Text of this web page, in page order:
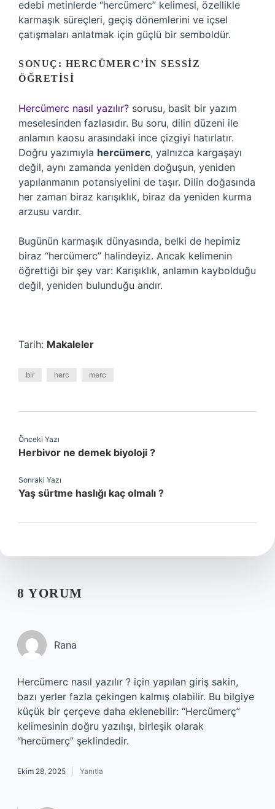
edebi metinlerde “hercümerc” kelimesi, özellikle
karmaşık süreçleri, geçiş dönemlerini ve içsel
çatışmaları anlatmak için güçlü bir semboldür.
SONUÇ: HERCÜMERC’IN SESSIZ
ÖĞRETISI
Hercümerc nasıl yazılır? sorusu, basit bir yazım
meselesinden fazlasıdır. Bu soru, dilin düzeni ile
anlamın kaosu arasındaki ince çizgiyi hatırlatır.
Doğru yazımıyla hercümerc, yalnızca kargaşayı
değil, aynı zamanda yeniden doğuşun, yeniden
yapılanmanın potansiyelini de taşır. Dilin doğasında
her zaman biraz karışıklık, biraz da yeniden kurma
arzusu vardır.
Bugünün karmaşık dünyasında, belki de hepimiz
biraz “hercümerc” halindeyiz. Ancak kelimenin
öğrettiği bir şey var: Karışıklık, anlamın kaybolduğu
değil, yeniden bulunduğu andır.
Tarih: Makaleler
bir herc merc
Önceki Yazı
Herbivor ne demek biyoloji ?
Sonraki Yazı
Yaş sürtme haslığı kaç olmalı ?
8 YORUM
Rana
Hercümerc nasıl yazılır ? için yapılan giriş sakin,
bazı yerler fazla çekingen kalmış olabilir. Bu bilgiye
küçük bir çerçeve daha eklenebilir: “Hercümerç”
kelimesinin doğru yazılışı, birleşik olarak
“hercümerç” şeklindedir.
Ekim 28, 2025 Yanıtla